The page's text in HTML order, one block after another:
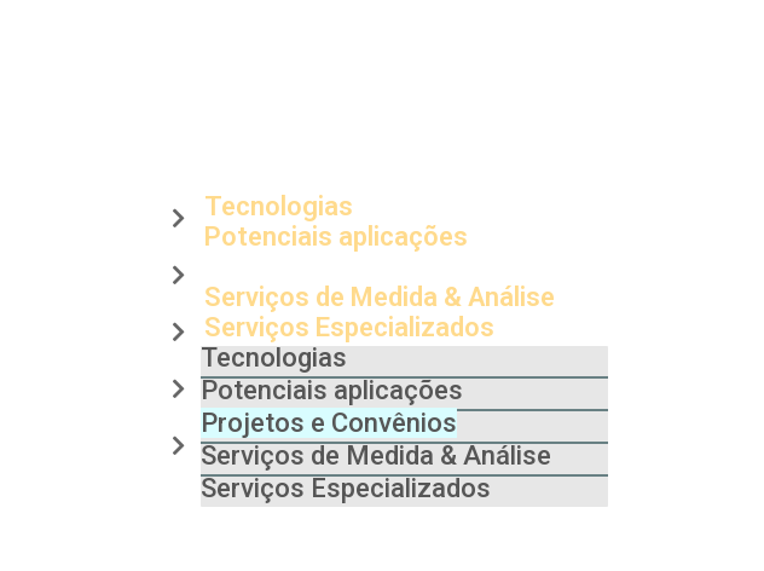
Tecnologias
Potenciais aplicações
Serviços de Medida & Análise
Serviços Especializados
Tecnologias
Potenciais aplicações
Projetos e Convênios
Serviços de Medida & Análise
Serviços Especializados